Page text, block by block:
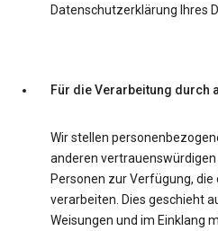
Datenschutzerklärung Ihres
Für die Verarbeitung durch
Wir stellen
anderen
Personen zur Verfügung,
verarbeiten. Dies geschieht
Weisungen und im Einklang